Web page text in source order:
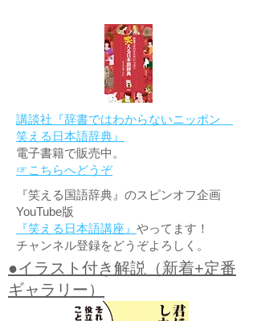
講談社『辞書ではわからないニッポン
笑える日本語辞典』
電子書籍で販売中。
☞こちらへどうぞ
『笑える国語辞典』のスピンオフ企画
YouTube版
『笑える日本語講座』 やってます！
チャンネル登録をどうぞよろしく。
●イラスト付き解説（新着+定番
ギャラリー）